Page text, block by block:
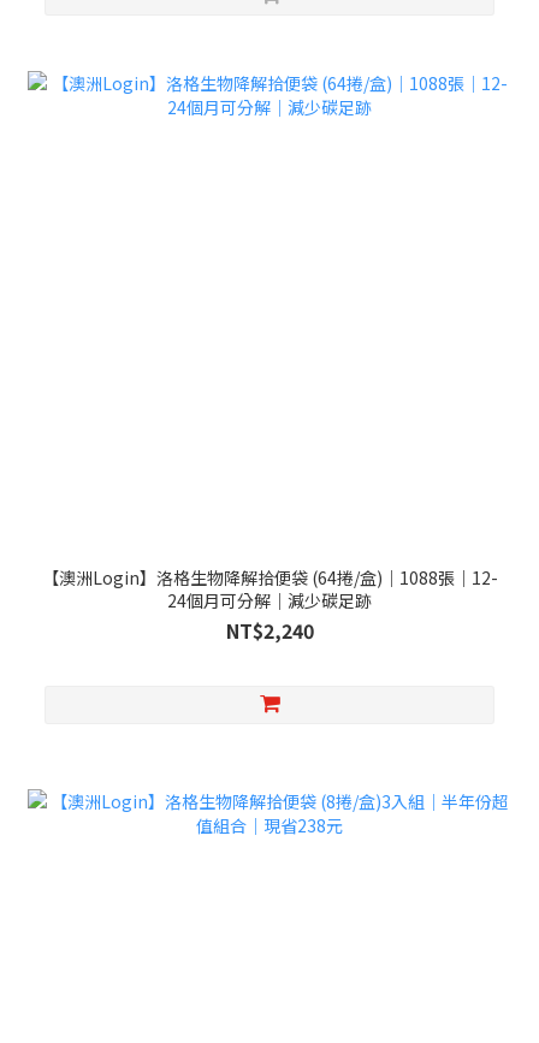
【澳洲Login】洛格生物降解拾便袋 (64捲/盒)｜1088張｜12-
24個月可分解｜減少碳足跡
NT$2,240